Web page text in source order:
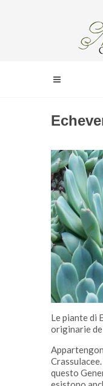
Le piante di
originarie
questo